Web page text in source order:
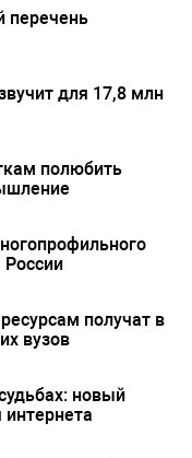
перечень
для 17,8 млн
полюбить
получат в
вузов
новый